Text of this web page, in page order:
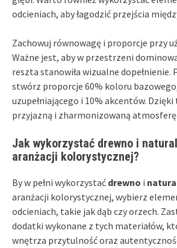
odcieniach, aby łagodzić przejścia
Zachowuj równowagę i proporcje przy
Ważne jest, aby w przestrzeni
reszta stanowiła wizualne dopełnienie.
stwórz proporcje 60% koloru
uzupełniającego i 10% akcentów.
przyjazną i zharmonizowaną atmosferę.
Jak wykorzystać drewno i
aranżacji kolorystycznej?
By w pełni wykorzystać drewno i
aranżacji kolorystycznej, wybierz
odcieniach, takie jak dąb czy orzech.
dodatki wykonane z tych materiałów,
wnętrza przytulność oraz